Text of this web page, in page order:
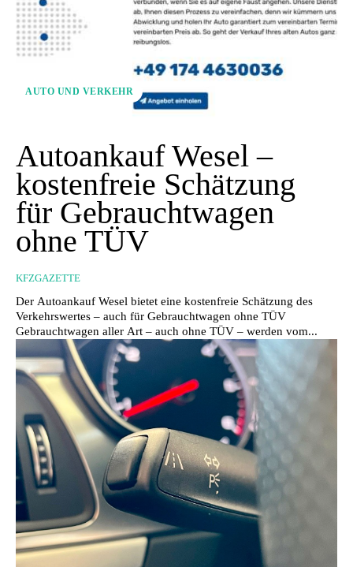
AUTO UND VERKEHR
Autoankauf Wesel –
kostenfreie Schätzung
für Gebrauchtwagen
ohne TÜV
KFZGAZETTE
Der Autoankauf Wesel bietet eine kostenfreie Schätzung des
Verkehrswertes – auch für Gebrauchtwagen ohne TÜV
Gebrauchtwagen aller Art – auch ohne TÜV – werden vom...